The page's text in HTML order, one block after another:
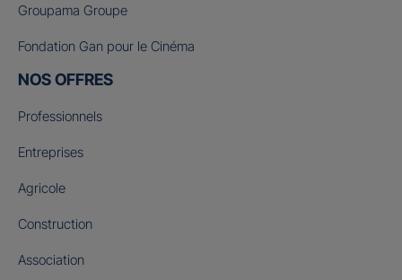
Groupama Groupe
Fondation Gan pour le Cinéma
NOS OFFRES
Professionnels
Entreprises
Agricole
Construction
Association